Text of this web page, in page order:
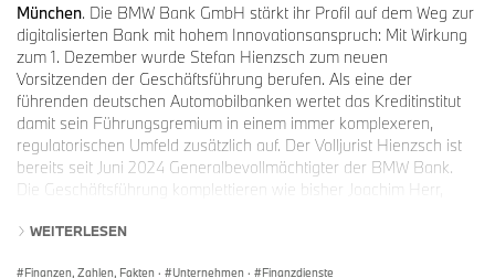
München. Die BMW Bank GmbH stärkt ihr Profil auf dem Weg zur
digitalisierten Bank mit hohem Innovationsanspruch: Mit Wirkung
zum 1. Dezember wurde Stefan Hienzsch zum neuen
Vorsitzenden der Geschäftsführung berufen. Als eine der
führenden deutschen Automobilbanken wertet das Kreditinstitut
damit sein Führungsgremium in einem immer komplexeren,
regulatorischen Umfeld zusätzlich auf. Der Volljurist Hienzsch ist
bereits seit Juni 2024 Generalbevollmächtigter der BMW Bank.
Die Geschäftsführung komplettieren wie bisher Joachim Herr,
WEITERLESEN
Finanzen, Zahlen, Fakten · Unternehmen · Finanzdienste